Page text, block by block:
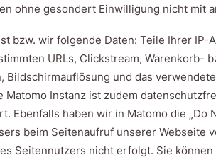
ohne gesondert Einwilligung nicht mit
bzw. wir folgende Daten: Teile Ihrer
URLs, Clickstream, Warenkorb-
und das
Instanz ist zudem
Ebenfalls haben wir in Matomo die
beim Seitenaufruf unserer Webseite
Seitennutzers nicht erfolgt. Sie